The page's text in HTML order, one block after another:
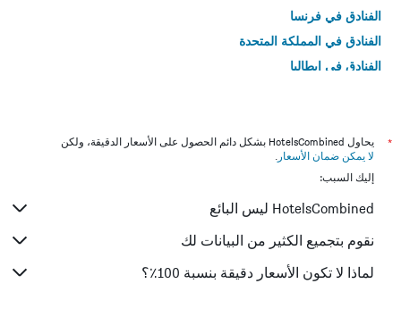
الفنادق في فرنسا
الفنادق في المملكة المتحدة
الفنادق في إيطاليا
*
يحاول HotelsCombined بشكل دائم الحصول على الأسعار الدقيقة، ولكن
لا يمكن ضمان الأسعار .
إليك السبب:
HotelsCombined ليس البائع
نقوم بتجميع الكثير من البيانات لك
لماذا لا تكون الأسعار دقيقة بنسبة 100٪؟